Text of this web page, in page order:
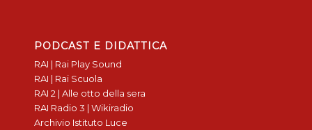
PODCAST E DIDATTICA
RAI | Rai Play Sound
RAI | Rai Scuola
RAI 2 | Alle otto della sera
RAI Radio 3 | Wikiradio
Archivio Istituto Luce